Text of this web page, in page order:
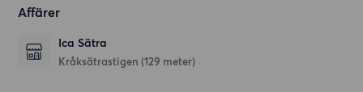
Affärer
Ica Sätra
Kråksätrastigen (129 meter)